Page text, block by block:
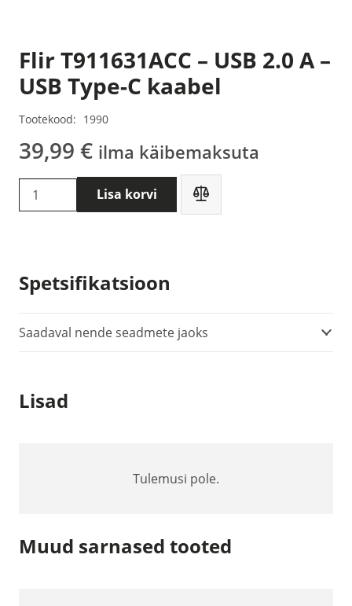
Flir T911631ACC – USB 2.0 A –
USB Type-C kaabel
Tootekood: 1990
39,99 € ilma käibemaksuta
Flir
T911631ACC
A
-
USB
Type-
kaabel
kogus
Lisa korvi
Spetsifikatsioon
Saadaval nende seadmete jaoks
Lisad
Tulemusi pole.
Muud sarnased tooted